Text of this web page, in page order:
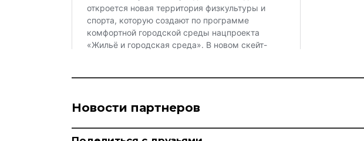
Новости партнеров